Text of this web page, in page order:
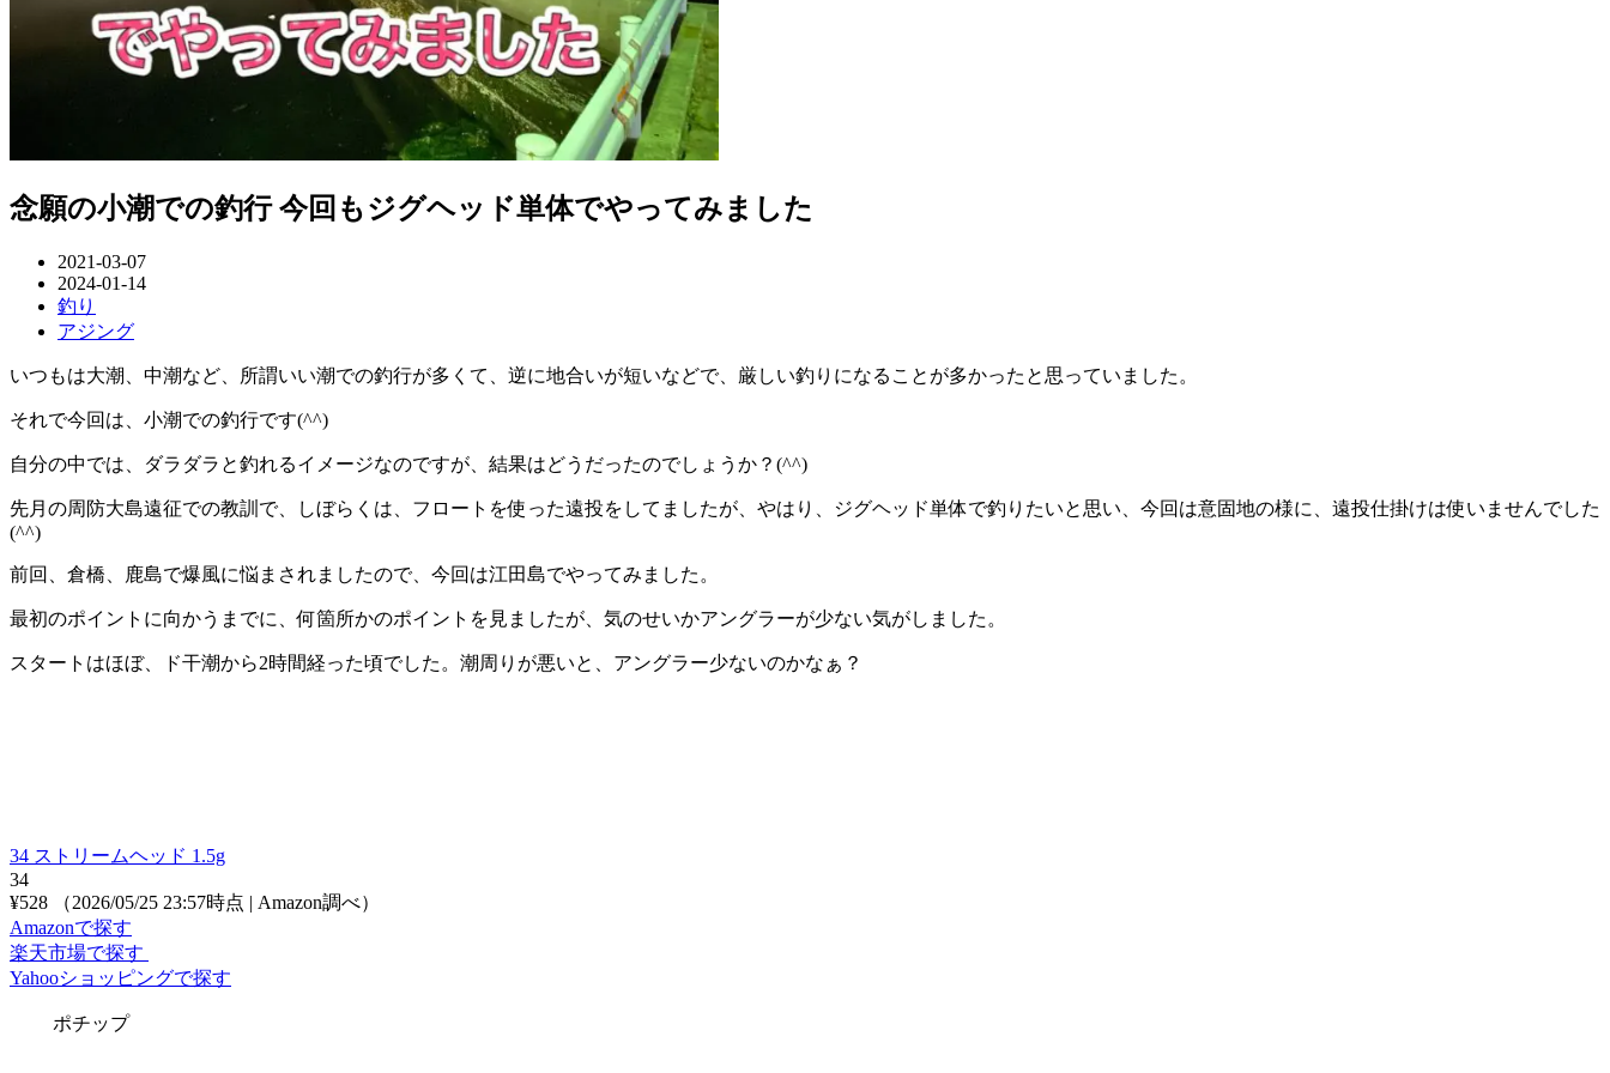
念願の小潮での釣行 今回もジグヘッド単体でやってみました
2021-03-07
2024-01-14
釣り
アジング
いつもは大潮、中潮など、所謂いい潮での釣行が多くて、逆に地合いが短いなどで、厳しい釣りになることが多かったと思っていました。
それで今回は、小潮での釣行です(^^)
自分の中では、ダラダラと釣れるイメージなのですが、結果はどうだったのでしょうか？(^^)
先月の周防大島遠征での教訓で、しぼらくは、フロートを使った遠投をしてましたが、やはり、ジグヘッド単体で釣りたいと思い、今回は意固地の様に、遠投仕掛けは使いませんでした
(^^)
前回、倉橋、鹿島で爆風に悩まされましたので、今回は江田島でやってみました。
最初のポイントに向かうまでに、何箇所かのポイントを見ましたが、気のせいかアングラーが少ない気がしました。
スタートはほぼ、ド干潮から2時間経った頃でした。潮周りが悪いと、アングラー少ないのかなぁ？
34 ストリームヘッド 1.5g
34
¥528
（2026/05/25 23:57時点 | Amazon調べ）
Amazonで探す
楽天市場で探す
Yahooショッピングで探す
ポチップ